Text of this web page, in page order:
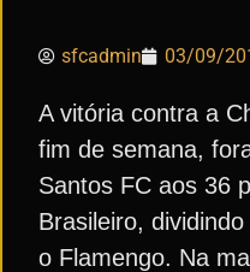
sfcadmin 03/09/
A vitória contra a
fim de semana,
Santos FC aos 36
Brasileiro,
o Flamengo. Na